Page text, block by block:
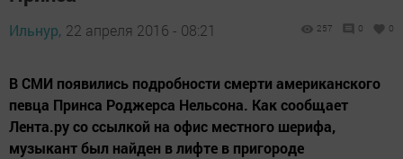
Ильнур, 22 апреля 2016 - 08:21 257 0 0
В СМИ появились подробности смерти американского
певца Принса Роджерса Нельсона. Как сообщает
Лента.ру со ссылкой на офис местного шерифа,
музыкант был найден в лифте в пригороде